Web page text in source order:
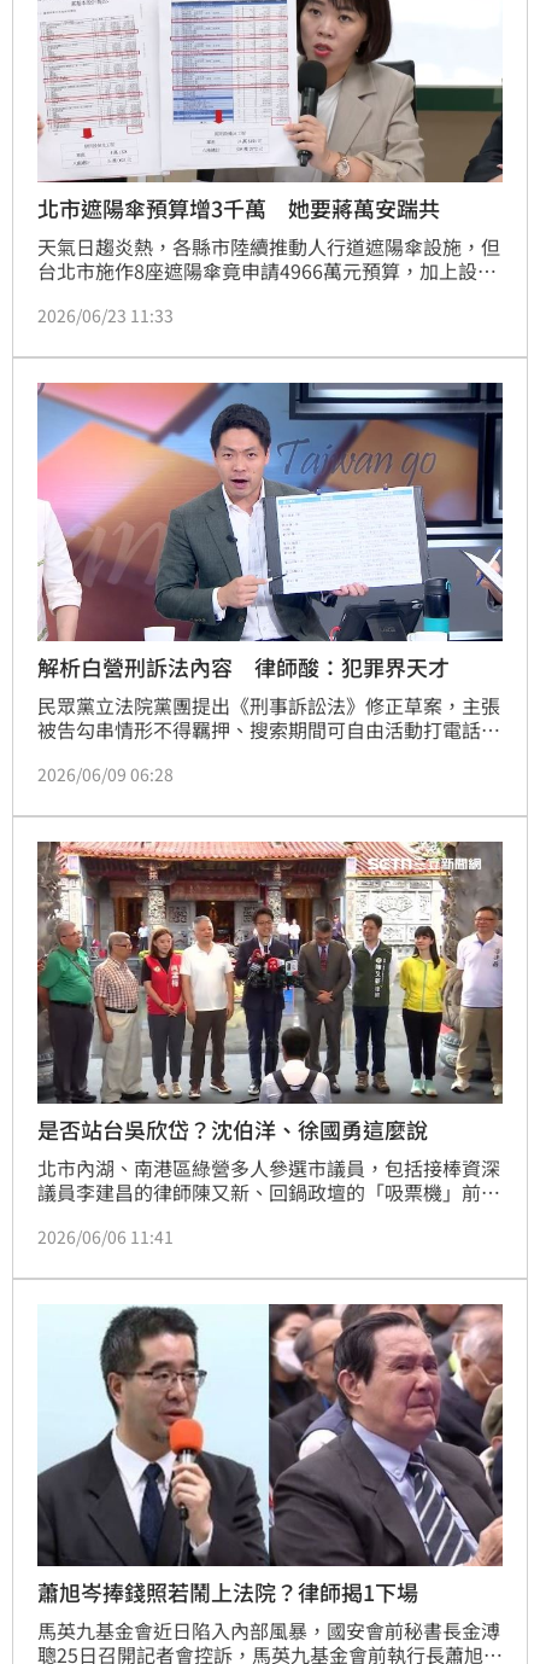
北市遮陽傘預算增3千萬 她要蔣萬安踹共
天氣日趨炎熱，各縣市陸續推動人行道遮陽傘設施，但
台北市施作8座遮陽傘竟申請4966萬元預算，加上設計
一座造價僅需90萬元，台北市多了8.2倍。日前都發局
台北市議員簡舒培、台北市議員參選人陳又新、馬郁雯
今（23）日上午召開記者會，揭露天價遮陽傘造價被公
然灌水，短短三個月費用暴增3千萬，要求蔣萬安出面
2026/06/23 11:33
解析白營刑訴法內容 律師酸：犯罪界天才
民眾黨立法院黨團提出《刑事訴訟法》修正草案，主張
被告勾串情形不得羈押、搜索期間可自由活動打電話、
「柯文哲條款」而引發熱議。對此，民進黨台北市議員
中，從實務層面解析民眾黨團所提《刑訴法》修法內
容，直言修法後將根本抓不到、判不到罪犯，狠酸民眾
黨是「犯罪界的天才」，今年選舉應該會得到不少犯罪
集團、詐騙集團的支持
2026/06/09 06:28
是否站台吳欣岱？沈伯洋、徐國勇這麼說
北市內湖、南港區綠營多人參選市議員，包括接棒資深
議員李建昌的律師陳又新、回鍋政壇的「吸票機」前立
進也推出醫師吳欣岱參選，台北市長參選人沈伯洋今
鬥力、給市民最好的團隊」，因此絕對以本黨候選人為
主；民進黨秘書長徐國勇則說，是否站台其他黨籍，黨
內還在協商中。
2026/06/06 11:41
蕭旭岑捧錢照若鬧上法院？律師揭1下場
馬英九基金會近日陷入內部風暴，國安會前秘書長金溥
聰25日召開記者會控訴，馬英九基金會前執行長蕭旭岑